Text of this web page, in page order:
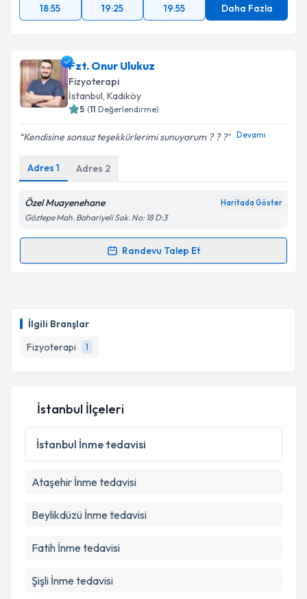
İlgili Branşlar
Fizyoterapi
1
18:55 19:25 19:55 Daha Fazla
Fzt. Onur Ulukuz
Fizyoterapi
İstanbul, Kadıköy
5 (11 Değerlendirme)
Kendisine sonsuz teşekkürlerimi sunuyorum ? ? ? Devamı
Adres 1 Adres 2
Özel Muayenehane Haritada Göster
Göztepe Mah. Bahariyeli Sok. No: 18 D:3
Randevu Talep Et
Randevu Takvimi Talebi
takvim hazırlandığında e-posta ile bilgilendireceğiz.
E-posta Adresiniz
Kişisel verilerimin işlenmesine ilişkinAydınlatma
Metni
'ni okudum ve kişisel verilerimin belirtilen
kapsamda işlenmesini kabul ediyorum.
İstanbul İlçeleri
İstanbul İnme tedavisi
Ataşehir İnme tedavisi
Beylikdüzü İnme tedavisi
Fatih İnme tedavisi
Şişli İnme tedavisi